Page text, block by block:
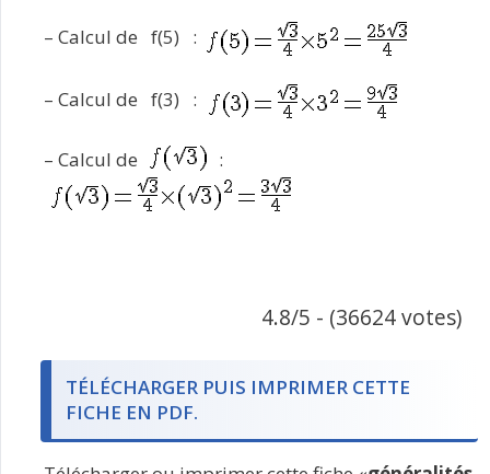
– Calcul de f(5) :
– Calcul de f(3) :
– Calcul de :
4.8/5 - (36624 votes)
TÉLÉCHARGER PUIS IMPRIMER CETTE
FICHE EN PDF.